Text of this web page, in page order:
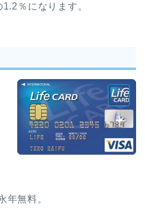
％になります。
年無料。